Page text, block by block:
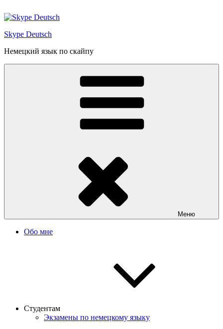
к
Skype Deutsch
Немецкий язык по скайпу
Меню
Обо мне
Студентам
Экзамены по немецкому языку